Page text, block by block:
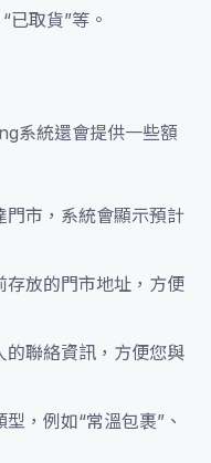
已取貨”等。
系統還會提供一些額
門市，系統會顯示預計
存放的門市地址，方便
的聯絡資訊，方便您與
，例如“常溫包裹”、